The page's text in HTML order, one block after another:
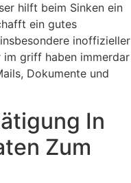
hilft beim Sinken ein
ein gutes
inoffizieller
griff haben immerdar
Dokumente und
In
Zum